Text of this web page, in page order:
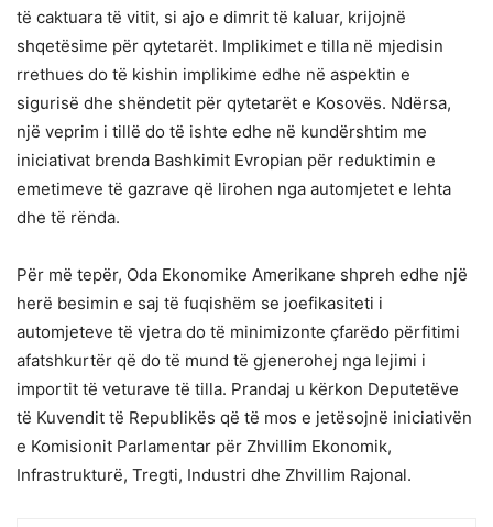
të caktuara të vitit, si ajo e dimrit të kaluar, krijojnë
shqetësime për qytetarët. Implikimet e tilla në mjedisin
rrethues do të kishin implikime edhe në aspektin e
sigurisë dhe shëndetit për qytetarët e Kosovës. Ndërsa,
një veprim i tillë do të ishte edhe në kundërshtim me
iniciativat brenda Bashkimit Evropian për reduktimin e
emetimeve të gazrave që lirohen nga automjetet e lehta
dhe të rënda.
Për më tepër, Oda Ekonomike Amerikane shpreh edhe një
herë besimin e saj të fuqishëm se joefikasiteti i
automjeteve të vjetra do të minimizonte çfarëdo përfitimi
afatshkurtër që do të mund të gjenerohej nga lejimi i
importit të veturave të tilla. Prandaj u kërkon Deputetëve
të Kuvendit të Republikës që të mos e jetësojnë iniciativën
e Komisionit Parlamentar për Zhvillim Ekonomik,
Infrastrukturë, Tregti, Industri dhe Zhvillim Rajonal.